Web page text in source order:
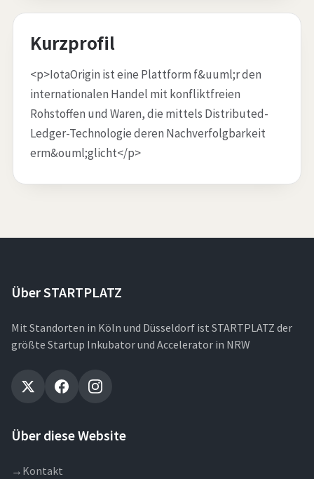
Kurzprofil
<p>IotaOrigin ist eine Plattform f&uuml;r den
internationalen Handel mit konfliktfreien
Rohstoffen und Waren, die mittels Distributed-
Ledger-Technologie deren Nachverfolgbarkeit
erm&ouml;glicht</p>
Über STARTPLATZ
Mit Standorten in Köln und Düsseldorf ist STARTPLATZ der
größte Startup Inkubator und Accelerator in NRW
Über diese Website
→ Kontakt